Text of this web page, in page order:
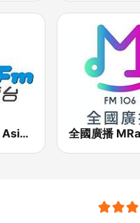
927魅力亞洲 Asia FM 亞洲電台 全國廣播